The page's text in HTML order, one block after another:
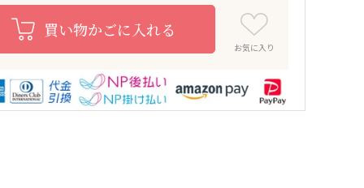
買い物かごに入れる
お気に入り